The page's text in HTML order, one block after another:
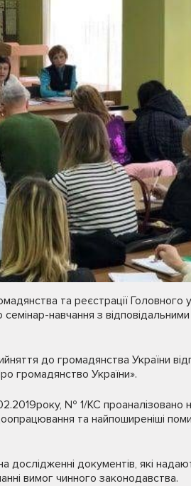
та реєстрації
навчання з
до громадянства України
громадянство України».
№ 1/КС проаналізовано
та найпоширеніші
дослідженні документів, які
вимог чинного законодавства.